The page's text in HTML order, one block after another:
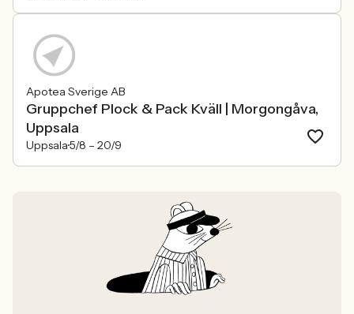
Apotea Sverige AB
Gruppchef Plock & Pack Kväll | Morgongåva,
Uppsala
Uppsala5/8 – 20/9